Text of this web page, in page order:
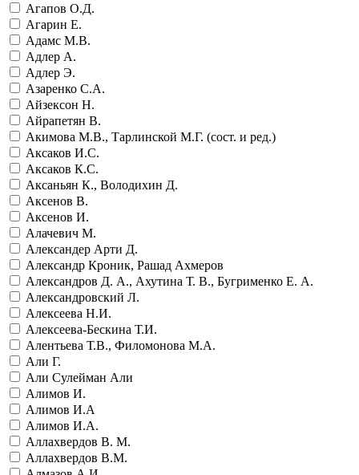
Агапов О.Д.
Агарин Е.
Адамс М.В.
Адлер А.
Адлер Э.
Азаренко С.А.
Айзексон Н.
Айрапетян В.
Акимова М.В., Тарлинской М.Г. (сост. и ред.)
Аксаков И.С.
Аксаков К.С.
Аксаньян К., Володихин Д.
Аксенов В.
Аксенов И.
Алачевич М.
Александер Арти Д.
Александр Кроник, Рашад Ахмеров
Александров Д. А., Ахутина Т. В., Бугрименко Е. А.
Александровский Л.
Алексеева Н.И.
Алексеева-Бескина Т.И.
Алентьева Т.В., Филомонова М.А.
Али Г.
Али Сулейман Али
Алимов И.
Алимов И.А
Алимов И.А.
Аллахвердов В. М.
Аллахвердов В.М.